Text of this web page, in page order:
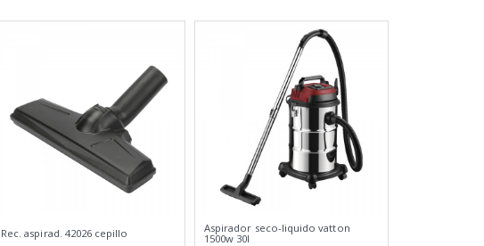
Rec. aspirad. 42026 cepillo
Aspirador seco-liquido vatton
1500w 30l